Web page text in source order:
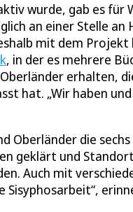
wurde, gab es
an einer Stelle
mit dem
, in der es mehrere
erhalten,
hat. „Wir haben
Oberländer die
geklärt und
Auch mit
Sisyphosarbeit“,